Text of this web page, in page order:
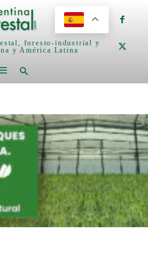
foresto-industrial y
y América Latina